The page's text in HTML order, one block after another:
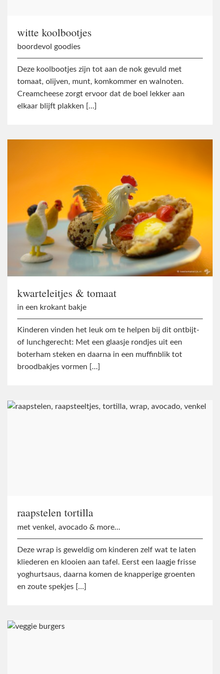
witte koolbootjes
boordevol goodies
Deze koolbootjes zijn tot aan de nok gevuld met
tomaat, olijven, munt, komkommer en walnoten.
Creamcheese zorgt ervoor dat de boel lekker aan
elkaar blijft plakken […]
kwarteleitjes & tomaat
in een krokant bakje
Kinderen vinden het leuk om te helpen bij dit ontbijt-
of lunchgerecht: Met een glaasje rondjes uit een
boterham steken en daarna in een muffinblik tot
broodbakjes vormen […]
raapstelen tortilla
met venkel, avocado & more...
Deze wrap is geweldig om kinderen zelf wat te laten
kliederen en klooien aan tafel. Eerst een laagje frisse
yoghurtsaus, daarna komen de knapperige groenten
en zoute spekjes […]